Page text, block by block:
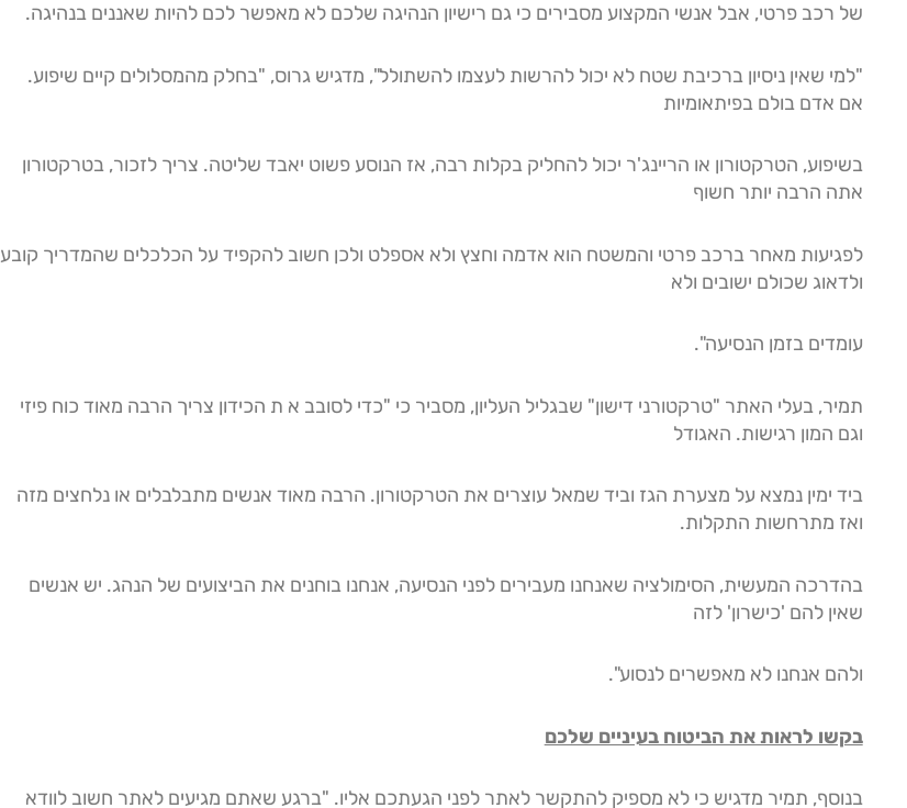
של רכב פרטי, אבל אנשי המקצוע מסבירים כי גם רישיון הנהיגה שלכם לא מאפשר לכם להיות שאננים בנהיגה.
"למי שאין ניסיון ברכיבת שטח לא יכול להרשות לעצמו להשתולל", מדגיש גרוס, "בחלק מהמסלולים קיים שיפוע.
אם אדם בולם בפיתאומיות
בשיפוע, הטרקטורון או הריינג'ר יכול להחליק בקלות רבה, אז הנוסע פשוט יאבד שליטה. צריך לזכור, בטרקטורון
אתה הרבה יותר חשוף
לפגיעות מאחר ברכב פרטי והמשטח הוא אדמה וחצץ ולא אספלט ולכן חשוב להקפיד על הכלכלים שהמדריך קובע
ולדאוג שכולם ישובים ולא
עומדים בזמן הנסיעה".
תמיר, בעלי האתר "טרקטורני דישון" שבגליל העליון, מסביר כי "כדי לסובב א ת הכידון צריך הרבה מאוד כוח פיזי
וגם המון רגישות. האגודל
ביד ימין נמצא על מצערת הגז וביד שמאל עוצרים את הטרקטורון. הרבה מאוד אנשים מתבלבלים או נלחצים מזה
ואז מתרחשות התקלות.
בהדרכה המעשית, הסימולציה שאנחנו מעבירים לפני הנסיעה, אנחנו בוחנים את הביצועים של הנהג. יש אנשים
שאין להם 'כישרון' לזה
ולהם אנחנו לא מאפשרים לנסוע".
בקשו לראות את הביטוח בעיניים שלכם
בנוסף, תמיר מדגיש כי לא מספיק להתקשר לאתר לפני הגעתכם אליו. "ברגע שאתם מגיעים לאתר חשוב לוודא